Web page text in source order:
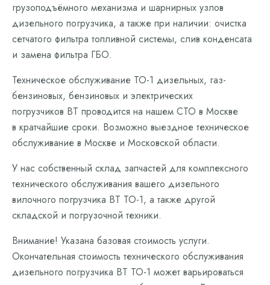
грузоподъёмного механизма и шарнирных узлов
дизельного погрузчика, а также при наличии: очистка
сетчатого фильтра топливной системы, слив конденсата
и замена фильтра ГБО.
Техническое обслуживание ТО-1 дизельных, газ-
бензиновых, бензиновых и электрических
погрузчиков BT проводится на нашем СТО в Москве
в кратчайшие сроки. Возможно выездное техническое
обслуживание в Москве и Московской области.
У нас собственный склад запчастей для комплексного
технического обслуживания вашего дизельного
вилочного погрузчика BT ТО-1, а также другой
складской и погрузочной техники.
Внимание! Указана базовая стоимость услуги.
Окончательная стоимость технического обслуживания
дизельного погрузчика BT ТО-1 может варьироваться